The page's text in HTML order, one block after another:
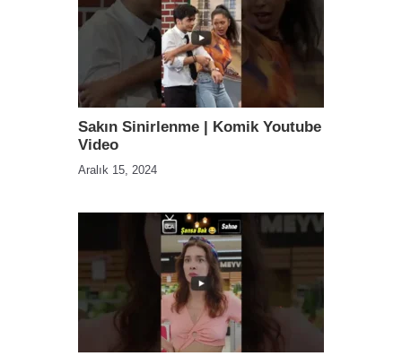
Sakın Sinirlenme | Komik Youtube
Video
Aralık 15, 2024